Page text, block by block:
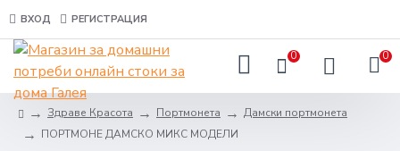
ВХОД РЕГИСТРАЦИЯ
0 0
Здраве Красота Портмонета
Дамски портмонета
ПОРТМОНЕ ДАМСКО МИКС МОДЕЛИ